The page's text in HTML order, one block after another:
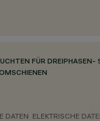
FÜR DREIPHASEN-
DATEN ELEKTRISCHE